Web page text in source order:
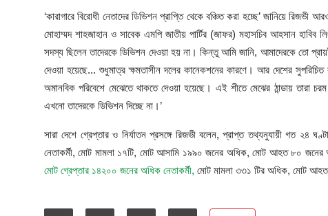
‘কারাগারে বিরোধী নেতাদের ডিভিশন প্রাপ্তি থেকে বঞ্চিত করা হচ্ছে’ জানিয়ে
মোহাম্মদ শাহজাহান ও সাবেক এমপি জাতীয় পার্টির (জাফর) মহাসচিব আহসান হাবিব
সদস্য ছিলেন তাদেরকে ডিভিশন দেওয়া হয় না। কিন্তু আমি জানি, আমাদেরকে তো
দেওয়া হয়েছে... শুধুমাত্র ক্ষমতাসীন দলের কানেকশনের কারণে। আর দেশের সুপরিচিত
অমানবিক পরিবেশে মেঝেতে থাকতে দেওয়া হয়েছে। এই শীতে মেঝের ঠান্ডায় তারা
এখনো তাদেরকে ডিভিশন দিচ্ছে না।’
সারা দেশে গ্রেপ্তার ও নির্যাতন প্রসঙ্গে রিজভী বলেন, প্রাপ্ত তথ্যনুযায়ী গত ২৪
নেতাকর্মী, মোট মামলা ১৭টি, মোট আসামি ১৯৯০ জনের অধিক, মোট আহত ৮০ জনের
মোট গ্রেপ্তার ১৪২০০ জনের অধিক নেতাকর্মী, মোট মামলা ৩৩১ টির অধিক, মোট